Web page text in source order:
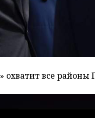
охватит все